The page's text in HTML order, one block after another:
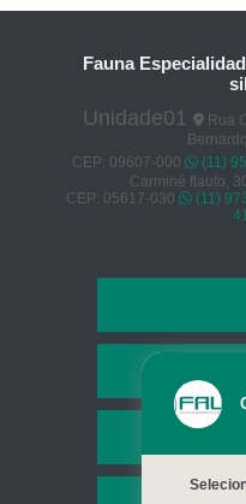
Fauna
Unidade01
Rua
CEP: 09607-000
(11)
Carminé flauto,
CEP: 05617-030
(11)